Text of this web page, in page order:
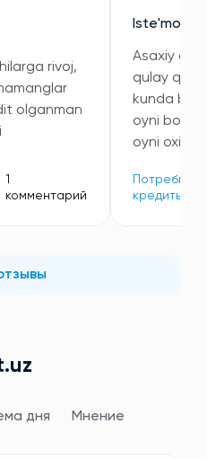
rivoj,
olganman
1
комментарий
Iste'mol
Asaxiy
qulay
kunda
oyni
oyni
кредиты
дня Мнение